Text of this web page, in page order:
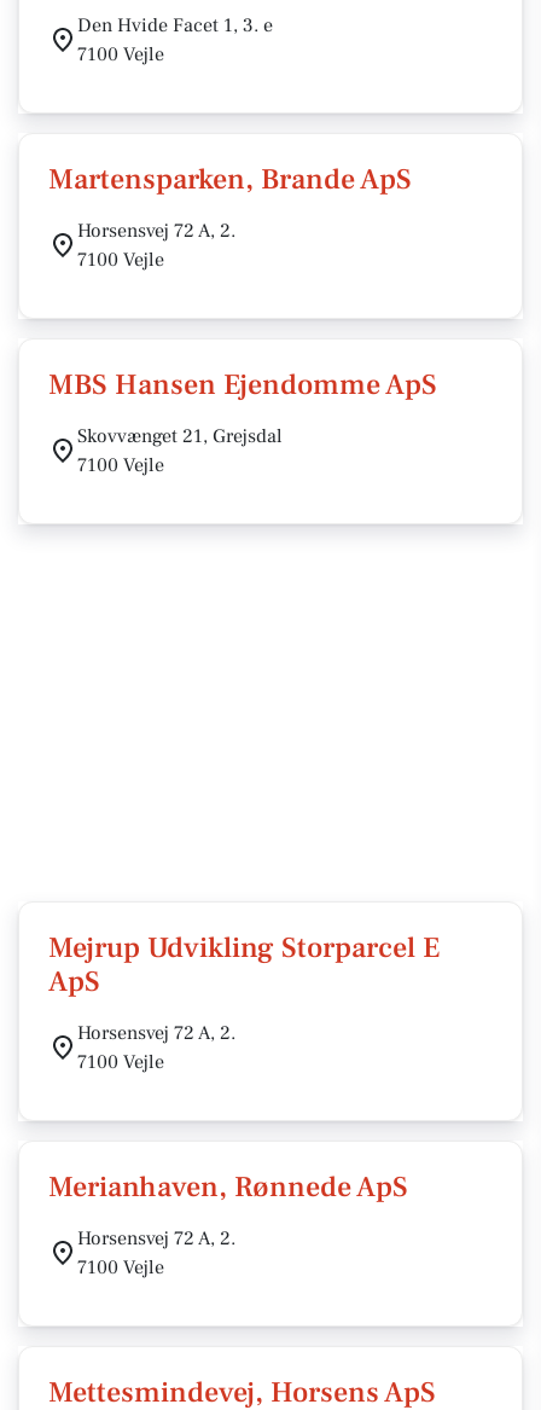
Den Hvide Facet 1, 3. e
7100 Vejle
Martensparken, Brande ApS
Horsensvej 72 A, 2.
7100 Vejle
MBS Hansen Ejendomme ApS
Skovvænget 21, Grejsdal
7100 Vejle
Mejrup Udvikling Storparcel E
ApS
Horsensvej 72 A, 2.
7100 Vejle
Merianhaven, Rønnede ApS
Horsensvej 72 A, 2.
7100 Vejle
Mettesmindevej, Horsens ApS